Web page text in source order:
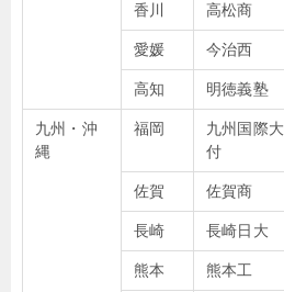
香川 高松商
愛媛 今治西
高知 明徳義塾
九州・沖
縄
福岡
九州国際大
付
佐賀 佐賀商
長崎 長崎日大
熊本 熊本工